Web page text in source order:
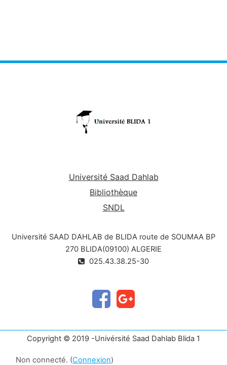
Université Saad Dahlab
Bibliothèque
SNDL
Université SAAD DAHLAB de BLIDA route de SOUMAA BP
270 BLIDA(09100) ALGERIE
025.43.38.25-30
Copyright © 2019 -Univérsité Saad Dahlab Blida 1
Non connecté. (Connexion)